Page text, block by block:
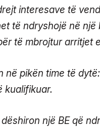
interesave të
të ndryshojë në një
të mbrojtur arritjet
në pikën time të
kualifikuar.
një BE që